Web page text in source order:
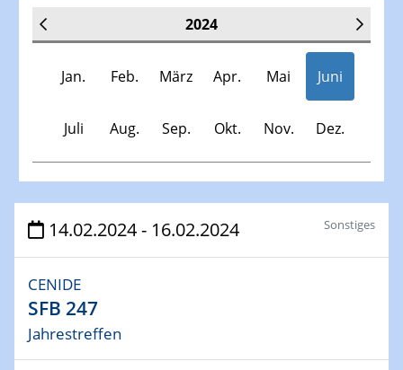
2024
Jan. Feb. März Apr. Mai Juni
Juli Aug. Sep. Okt. Nov. Dez.
Veranstaltungen
SFB/TRR 247 Seminar
09.01.2024
14.02.2024 - 16.02.2024 Sonstiges
CENIDE
SFB 247
Jahrestreffen